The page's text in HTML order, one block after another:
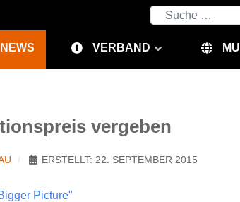
Suchen
NEWS VERBAND
vergeben
ERSTELLT: 22. SEPTEMBER 2015
Picture"